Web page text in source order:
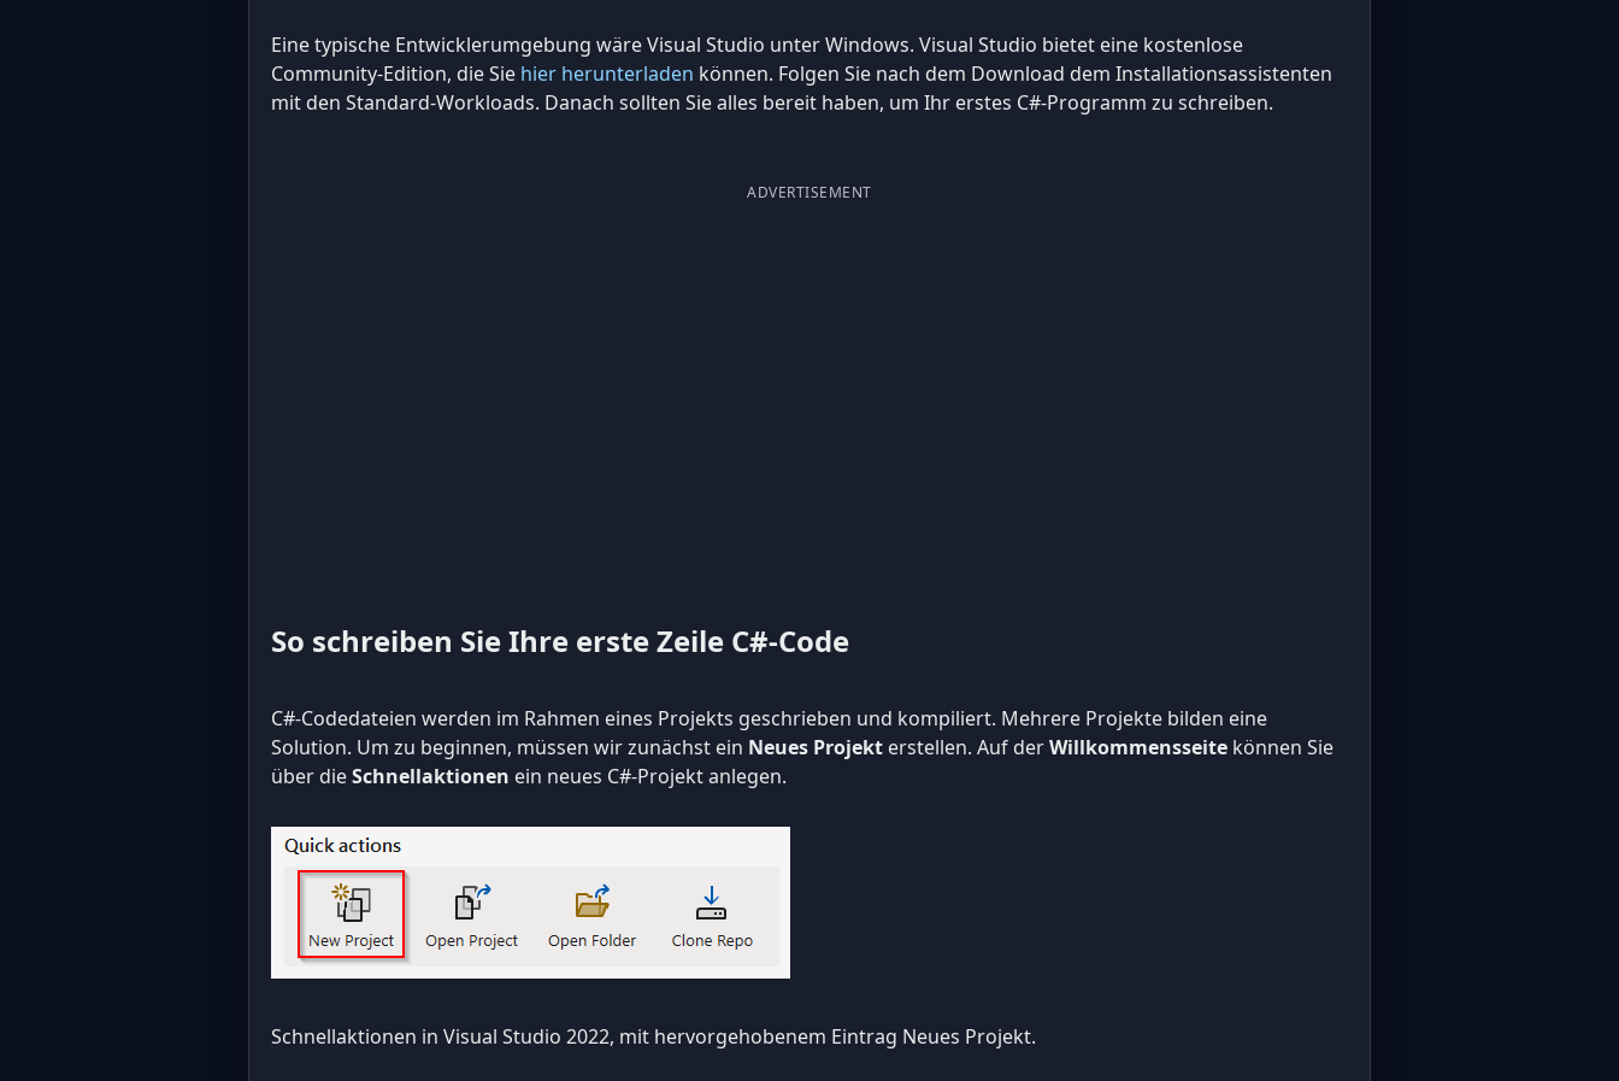
Eine typische Entwicklerumgebung wäre Visual Studio unter Windows. Visual Studio bietet eine kostenlose
Community-Edition, die Sie hier herunterladen können. Folgen Sie nach dem Download dem Installationsassistenten
mit den Standard-Workloads. Danach sollten Sie alles bereit haben, um Ihr erstes C#-Programm zu schreiben.
ADVERTISEMENT
So schreiben Sie Ihre erste Zeile C#-Code
C#-Codedateien werden im Rahmen eines Projekts geschrieben und kompiliert. Mehrere Projekte bilden eine
Solution. Um zu beginnen, müssen wir zunächst ein Neues Projekt erstellen. Auf derWillkommensseite können Sie
über dieSchnellaktionen ein neues C#-Projekt anlegen.
Schnellaktionen in Visual Studio 2022, mit hervorgehobenem Eintrag Neues Projekt.